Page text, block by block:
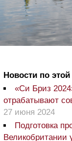
Новости по этой
«Си Бриз
отрабатывают
27 июня 2024
Подготовка
Великобритании